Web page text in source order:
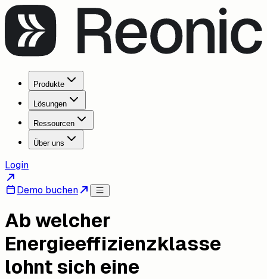
Produkte
Lösungen
Ressourcen
Über uns
Login
Demo buchen
Ab welcher
Energieeffizienzklasse
lohnt sich eine